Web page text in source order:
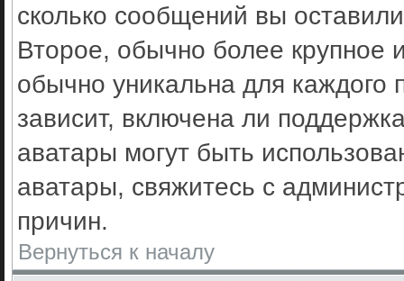
сколько сообщений вы
Второе, обычно более крупное
обычно уникальна для каждого
зависит, включена ли
аватары могут быть
аватары, свяжитесь с
причин.
Вернуться к началу